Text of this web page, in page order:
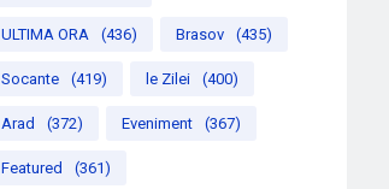
ULTIMA ORA (436) Brasov (435)
Socante (419) le Zilei (400)
Arad (372) Eveniment (367)
Featured (361)